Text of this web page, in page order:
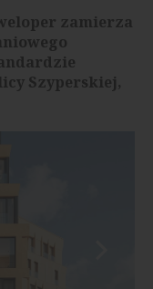
zamierza
Szyperskiej,